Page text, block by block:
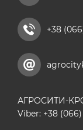
+38
АГРОСИТИ-
Viber: +38